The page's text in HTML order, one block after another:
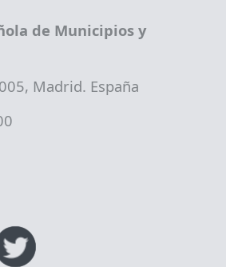
de Municipios y
Madrid. España